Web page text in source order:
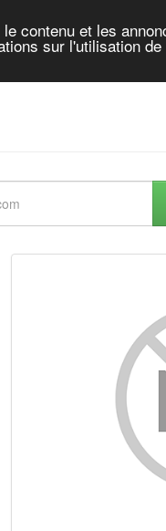
contenu et les
sur l'utilisation